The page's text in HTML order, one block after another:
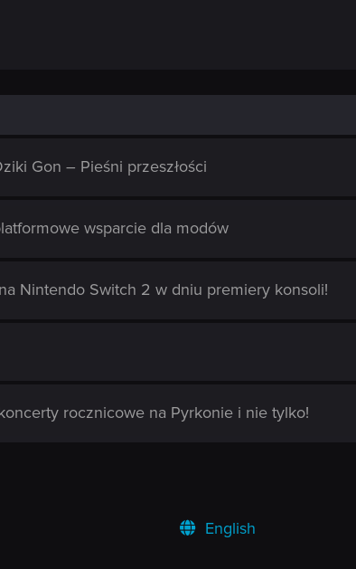
Gon – Pieśni przeszłości
wsparcie dla modów
Nintendo Switch 2 w dniu premiery konsoli!
rocznicowe na Pyrkonie i nie tylko!
English